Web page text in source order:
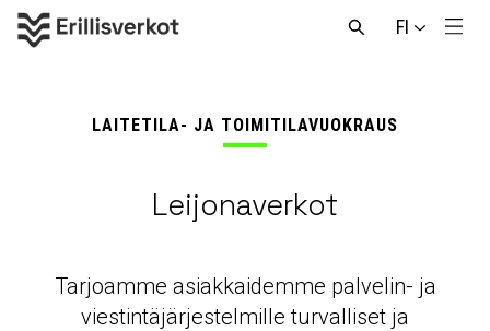
FI
Avaa
LAITETILA- JA TOIMITILAVUOKRAUS
Leijonaverkot
Tarjoamme asiakkaidemme palvelin- ja
viestintäjärjestelmille turvalliset ja